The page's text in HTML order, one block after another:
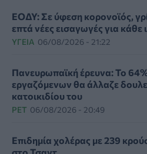
ΕΟΔΥ: Σε ύφεση κορονοϊός,
επτά νέες εισαγωγές για κάθε
ΥΓΕΊΑ 06/08/2026 - 21:22
Πανευρωπαϊκή έρευνα: Το
εργαζόμενων θα άλλαζε
κατοικιδίου του
PET 06/08/2026 - 20:49
Επιδημία χολέρας με 239
στο Τσαντ